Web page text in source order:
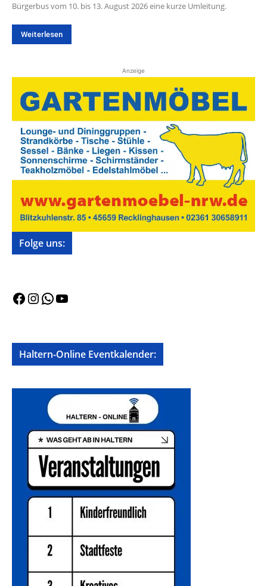
Bürgerbus vom 10. bis 13. August 2026 eine kurze Umleitung.
Weiterlesen
Anzeige
Folge uns:
Facebook
Instagram
WhatsApp
YouTube
Haltern-Online Eventkalender: